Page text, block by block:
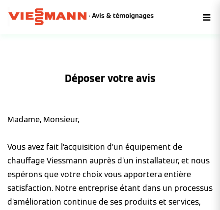
Déposer votre avis
Madame, Monsieur,
Vous avez fait l’acquisition d’un équipement de
chauffage Viessmann auprès d’un installateur, et nous
espérons que votre choix vous apportera entière
satisfaction. Notre entreprise étant dans un processus
d’amélioration continue de ses produits et services,